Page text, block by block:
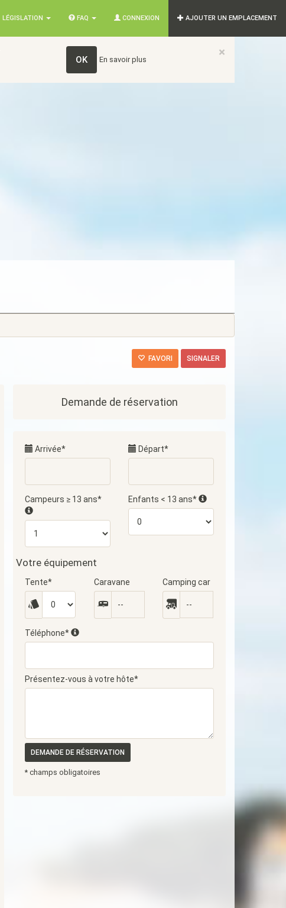
LÉGISLATION FAQ CONNEXION AJOUTER UN EMPLACEMENT
×
OK En savoir plus
FAVORI SIGNALER
Demande de réservation
Arrivée* Départ*
Campeurs ≥ 13 ans* Enfants < 13 ans*
Votre équipement
Tente* Caravane Camping car
Téléphone*
Présentez-vous à votre hôte*
DEMANDE DE RÉSERVATION
* champs obligatoires